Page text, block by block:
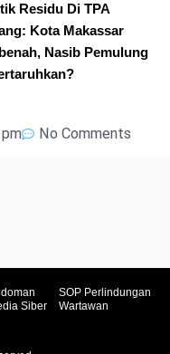
Residu Di TPA
Kota Makassar
Nasib Pemulung
No Comments
Siber
SOP Perlindungan
Wartawan